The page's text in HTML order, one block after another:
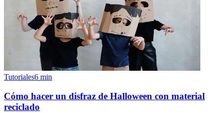
Tutoriales6 min
Cómo hacer un disfraz de Halloween con material
reciclado